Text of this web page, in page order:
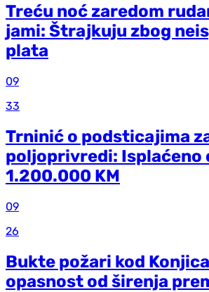
Treću noć zaredom
jami: Štrajkuju zbog
plata
09
33
Trninić o podsticajima
poljoprivredi: Isplaćeno
1.200.000 KM
09
26
Bukte požari kod
opasnost od širenja